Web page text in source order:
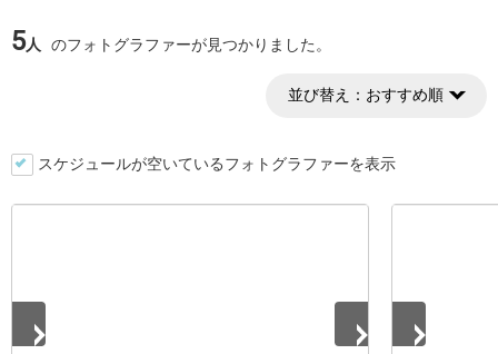
5人 のフォトグラファーが見つかりました。
並び替え： おすすめ順
スケジュールが空いているフォトグラファーを表示